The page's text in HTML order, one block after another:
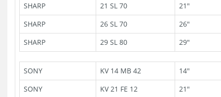
SHARP
21 SL 70
21"
SHARP
26 SL 70
26"
SHARP
29 SL 80 29"
SONY KV 14 MB 42
14"
SONY
KV 21 FE 12
21"